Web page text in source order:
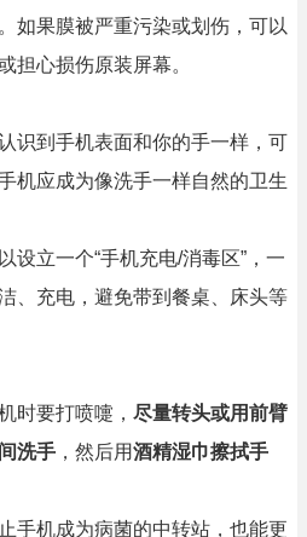
如果膜被严重污染或划伤，可以
担心损伤原装屏幕。
认识到手机表面和你的手一样，可
机应成为像洗手一样自然的卫生
设立一个“手机充电/消毒区”，一
、充电，避免带到餐桌、床头等
时要打喷嚏， 尽量转头或用前臂
洗手 ，然后用酒精湿巾擦拭手
手机成为病菌的中转站，也能更